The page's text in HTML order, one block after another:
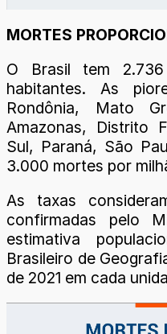
MORTES
O Brasil tem
habitantes. As
Rondônia, Mato
Amazonas, Distrito
Sul, Paraná, São
3.000 mortes por
As taxas
confirmadas pelo
estimativa
Brasileiro de
de 2021 em cada